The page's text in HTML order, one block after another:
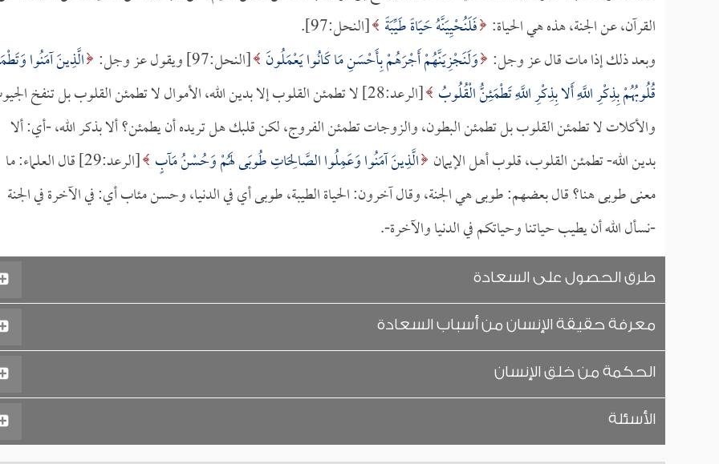
القرآن، عن الجنة، هذه هي الحياة: فَلَنُحْيِيَنَّهُ حَيَاةً طَيِّبَةً [النحل:97].
وبعد ذلك إذا مات قال عز وجل: وَلَنَجْزِيَنَّهُمْ أَجْرَهُمْ بِأَحْسَنِ مَا كَانُوا يَعْمَلُونَ [النحل:97] ويقول عز وجل:
الَّذِينَ آمَنُوا
قُلُوبُهُمْ بِذِكْرِ اللَّهِ أَلا بِذِكْرِ اللَّهِ تَطْمَئِنُّ الْقُلُوبُ
[الرعد:28] لا تطمئن القلوب إلا بدين الله، الأموال لا تطمئن القلوب بل تنفخ
والأكلات لا تطمئن القلوب بل تطمئن البطون، والزوجات تطمئن الفروج، لكن قلبك هل تريده أن يطمئن؟ ألا بذكر الله، -أي: ألا
بدين الله- تطمئن القلوب، قلوب أهل الإيمان الَّذِينَ آمَنُوا وَعَمِلُوا الصَّالِحَاتِ طُوبَى لَهُمْ وَحُسْنُ مَآبٍ
[الرعد:29] قال العلماء: ما
معنى طوبى هنا؟ قال بعضهم: طوبى هي الجنة، وقال آخرون: الحياة الطيبة، طوبى أي في الدنيا، وحسن مئاب أي: في الآخرة في الجنة
-نسأل الله أن يطيب حياتنا وحياتكم في الدنيا والآخرة-.
طرق الحصول على السعادة
معرفة حقيقة الإنسان من أسباب السعادة
الحكمة من خلق الإنسان
الأسئلة